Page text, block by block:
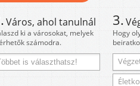
Város, ahol tanulnál
ki a városokat, melyek
számodra.
3.
Hogy